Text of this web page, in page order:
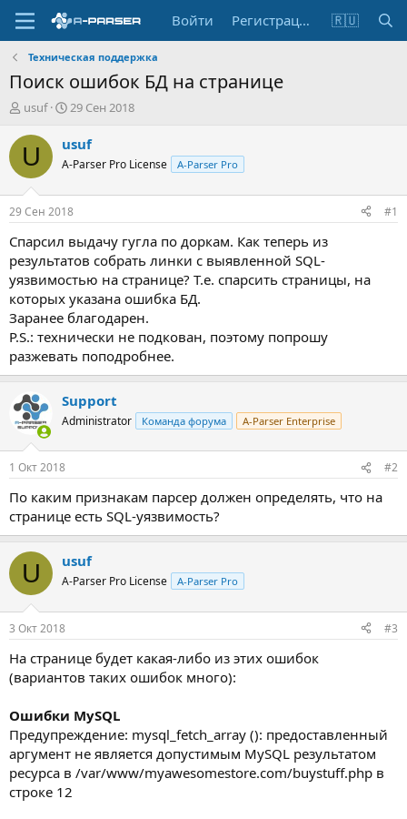
Войти Регистрация 🇷🇺
Техническая поддержка
Поиск ошибок БД на странице
А
т
т
е
м
ы
usuf
Д
т
н
ч
а
л
29 Сен 2018
U usuf
A-Parser Pro License A-Parser Pro
29 Сен 2018 #1
Спарсил выдачу гугла по доркам. Как теперь из
результатов собрать линки с выявленной SQL-
уязвимостью на странице? Т.е. спарсить страницы, на
которых указана ошибка БД.
Заранее благодарен.
P.S.: технически не подкован, поэтому попрошу
разжевать поподробнее.
Support
Administrator Команда форума A-Parser Enterprise
1 Окт 2018 #2
По каким признакам парсер должен определять, что на
странице есть SQL-уязвимость?
U usuf
A-Parser Pro License A-Parser Pro
3 Окт 2018 #3
На странице будет какая-либо из этих ошибок
(вариантов таких ошибок много):
Ошибки MySQL
Предупреждение: mysql_fetch_array (): предоставленный
аргумент не является допустимым MySQL результатом
ресурса в /var/www/myawesomestore.com/buystuff.php в
строке 12